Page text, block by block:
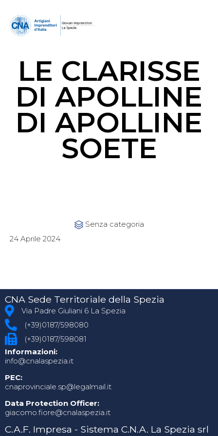
LE CLARISSE
DI APOLLINE
DI APOLLINE
SOETE
 Category
Senza categoria
24 Aprile 2024
CNA Sede Territoriale della Spezia
Via Padre Giuliani 6 La Spezia
(+39)0187/598080
(+39)0187/598081
Informazioni:
info@cnalaspezia.it
PEC:
cnaprovinciale.sp@legalmail.it
Data Protection Officer:
giacomo.fiore@cnalaspezia.it
C.A.F. Impresa - Sistema C.N.A. La Spezia srl